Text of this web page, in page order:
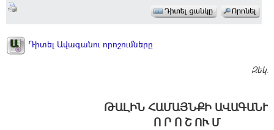
Դիտել Ավագանու որոշումները
Զեկ.
ԹԱԼԻՆ ՀԱՄԱՅՆՔԻ ԱՎԱԳԱՆԻ
Ո Ր Ո Շ ՈՒ Մ